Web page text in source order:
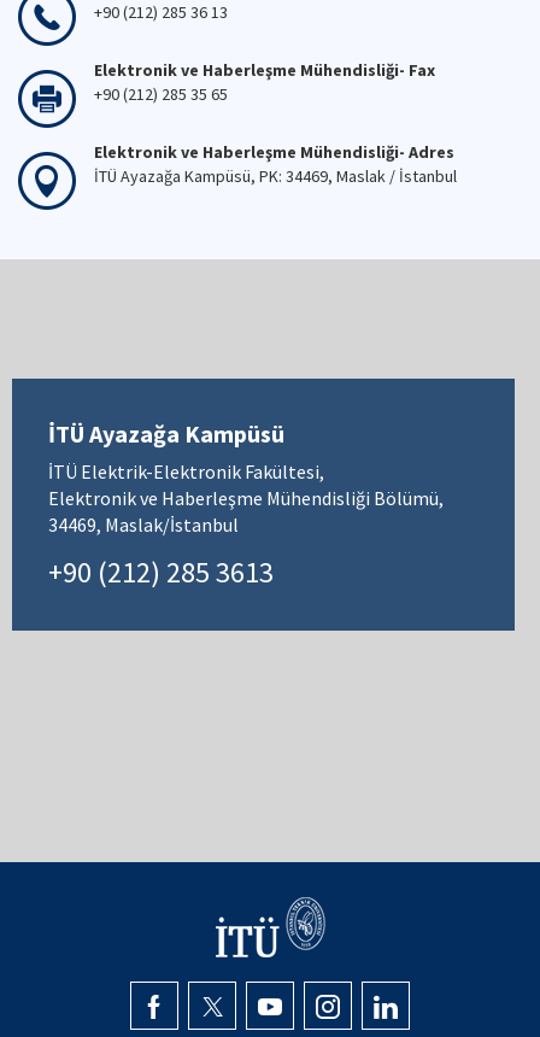
+90 (212) 285 36 13
Elektronik ve Haberleşme Mühendisliği- Fax
+90 (212) 285 35 65
Elektronik ve Haberleşme Mühendisliği- Adres
İTÜ Ayazağa Kampüsü, PK: 34469, Maslak / İstanbul
İTÜ Ayazağa Kampüsü
İTÜ Elektrik-Elektronik Fakültesi,
Elektronik ve Haberleşme Mühendisliği Bölümü,
34469, Maslak/İstanbul
+90 (212) 285 3613